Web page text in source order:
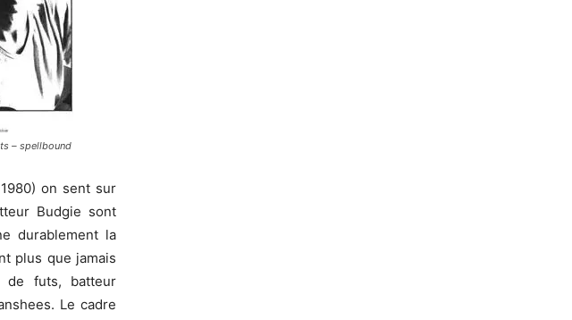
– spellbound
on sent sur
Budgie sont
durablement la
plus que jamais
de futs, batteur
Le cadre